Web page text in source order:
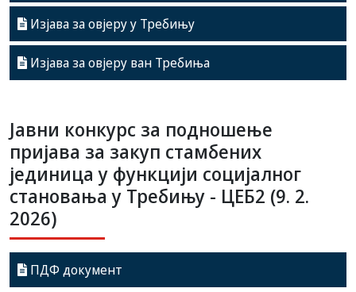
Изјава за овјеру у Требињу
Изјава за овјеру ван Требиња
Jавни конкурс за подношење
пријава за закуп стамбених
јединица у функцији социјалног
становања у Требињу - ЦЕБ2 (9. 2.
2026)
ПДФ документ